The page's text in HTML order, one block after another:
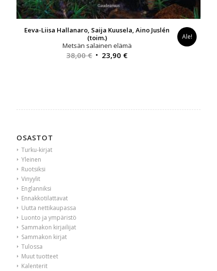
Eeva-Liisa Hallanaro, Saija Kuusela, Aino Juslén
(toim.)
Metsän salainen elämä
38,00€ Alkuperäinen
23,90 €Nykyinen
Ale!
OSASTOT
Turku-kirjat
Yleinen
Ruotsiksi
Vinyylit
Englanniksi
Ennakkotilattavat
Uutta nettikaupassa
Luonto ja ympäristö
Sammakon kirjailijat
Sammakon kirjat
Tulossa
Muut tuotteet
Kalenterit